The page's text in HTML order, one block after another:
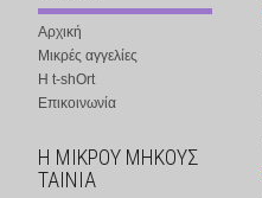
Αρχική
Μικρές αγγελίες
Η t-shOrt
Επικοινωνία
Η ΜΙΚΡΟΥ ΜΗΚΟΥΣ
ΤΑΙΝΙΑ